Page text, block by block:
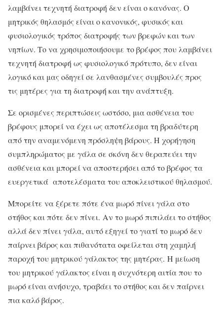
λαμβάνει τεχνητή διατροφή δεν είναι ο κανόνας. Ο
μητρικός θηλασμός είναι ο κανονικός, φυσικός και
φυσιολογικός τρόπος διατροφής των βρεφών και των
νηπίων. Το να χρησιμοποιήσουμε το βρέφος που λαμβάνει
τεχνητή διατροφή ως φυσιολογικό πρότυπο, δεν είναι
λογικό και μας οδηγεί σε λανθασμένες συμβουλές προς
τις μητέρες για τη διατροφή και την ανάπτυξη.
Σε ορισμένες περιπτώσεις ωστόσο, μια ασθένεια του
βρέφους μπορεί να έχει ως αποτέλεσμα τη βραδύτερη
από την αναμενόμενη πρόσληψη βάρους. Η χορήγηση
συμπληρώματος με γάλα σε σκόνη δεν θεραπεύει την
ασθένεια και μπορεί να αποστερήσει από το βρέφος τα
ευεργετικά αποτελέσματα του αποκλειστικού θηλασμού.
Μπορείτε να ξέρετε πότε ένα μωρό πίνει γάλα στο
στήθος και πότε δεν πίνει. Αν το μωρό πιπιλάει το στήθος
αλλά δεν πίνει γάλα, αυτό εξηγεί το γιατί το μωρό δεν
παίρνει βάρος και πιθανότατα οφείλεται στη χαμηλή
παροχή του μητρικού γάλακτος της μητέρας. Η μείωση
του μητρικού γάλακτος είναι η συχνότερη αιτία που το
μωρό είναι ανήσυχο, τραβάει το στήθος και δεν παίρνει
πια καλό βάρος.